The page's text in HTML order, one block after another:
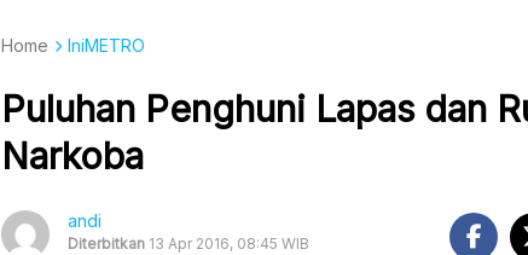
Home IniMETRO
Puluhan Penghuni Lapas dan
Narkoba
andi
Diterbitkan 13 Apr 2016, 08:45 WIB